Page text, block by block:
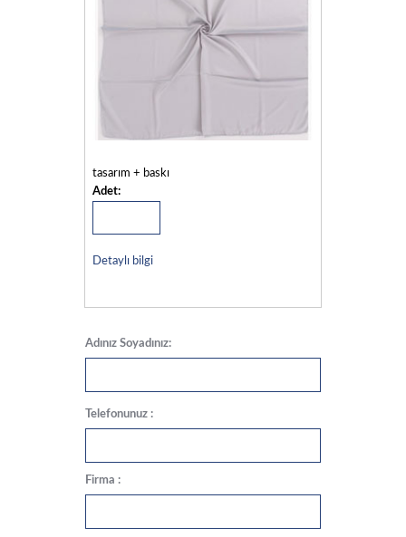
tasarım + baskı
Adet:
Detaylı bilgi
Adınız Soyadınız:
Telefonunuz :
Firma :